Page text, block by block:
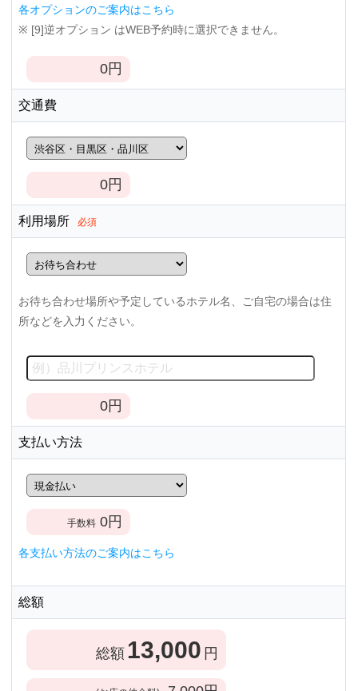
各オプションのご案内はこちら
※ [9]逆オプション はWEB予約時に選択できません。
0円
交通費
0円
利用場所 必須
お待ち合わせ場所や予定しているホテル名、ご自宅の場合は住
所などを入力ください。
0円
支払い方法
手数料 0円
各支払い方法のご案内はこちら
総額
総額 13,000 円